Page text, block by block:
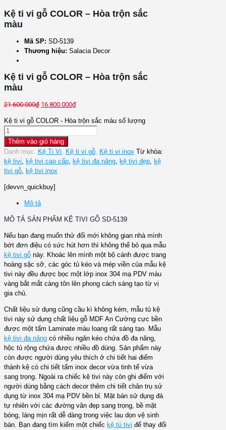
Kệ ti vi gỗ COLOR – Hòa trộn sắc
màu
Mã SP: SD-5139
Thương hiệu: Salacia Decor
Kệ ti vi gỗ COLOR – Hòa trộn sắc
màu
21.600.000₫ 16.800.000₫
Kệ ti vi gỗ COLOR - Hòa trộn sắc màu số lượng
Thêm vào giỏ hàng
Danh mục: Kệ Ti Vi, Kệ ti vi gỗ, Kệ ti vi inox Từ khóa:
kệ tivi, kệ tivi cao cấp, kệ tivi đa năng, kệ tivi đẹp, kệ
tivi gỗ, kệ tivi inox
[devvn_quickbuy]
Mô tả
MÔ TẢ SẢN PHẨM KỆ TIVI GỖ SD-5139
Nếu bạn đang muốn thử đổi mới không gian nhà mình
bớt đơn điệu có sức hút hơn thì không thể bỏ qua mẫu
kệ tivi gỗ này. Khoác lên mình một bộ cánh được trang
hoàng sặc sỡ, các góc tủ kéo và mép viền của mẫu kệ
tivi này đều được bọc một lớp inox 304 mạ PDV màu
vàng bắt mắt càng tôn lên phong cách sáng tạo từ vị
gia chủ.
Chất liệu sử dụng cũng cầu kì không kém, mẫu tủ kệ
tivi này sử dụng chất liệu gỗ MDF An Cường cực bền
được một tấm Laminate màu loang rất sáng tạo. Mẫu
kệ tivi đa năng có nhiều ngăn kéo chứa đồ đa năng,
hộc tủ rộng chứa được nhiều đồ dùng. Sản phẩm này
còn được người dùng yêu thích ở chi tiết hai điểm
thành kệ có chi tiết tấm inox decor vừa tinh tế vừa
sang trọng. Ngoài ra chiếc kệ tivi này còn ghi điểm với
người dùng bằng cách decor thêm chi tiết chân trụ sử
dụng từ inox 304 mạ PDV bền bỉ. Mặt bàn sử dụng đá
tự nhiên với các đường vân đẹp sang trọng, bề mặt
bóng, láng mịn rất dễ dàng trong việc lau dọn vệ sinh
bàn. Bạn đang tìm kiếm một chiếc kệ tủ tivi để thay đổi